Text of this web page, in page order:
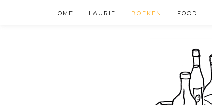
HOME LAURIE BOEKEN FOOD